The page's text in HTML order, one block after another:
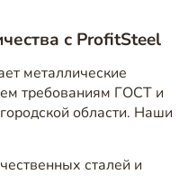
с ProfitSteel
металлические
требованиям ГОСТ и
области. Наши
сталей и